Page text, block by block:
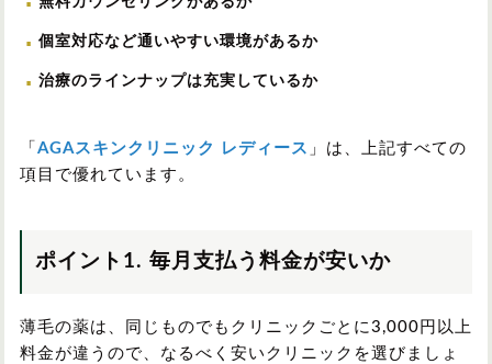
個室対応など通いやすい環境があるか
治療のラインナップは充実しているか
「 AGAスキンクリニック レディース 」は、上記すべての
項目で優れています。
ポイント1. 毎月支払う料金が安いか
薄毛の薬は、同じものでもクリニックごとに3,000円以上
料金が違うので、なるべく安いクリニックを選びましょ